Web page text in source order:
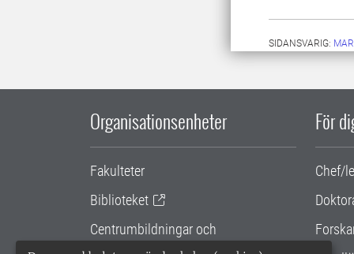
SIDANSVARIG:
Organisationsenheter
Fakulteter
Biblioteket
Centrumbildningar och
samarbetsprojekt
För
Chef/